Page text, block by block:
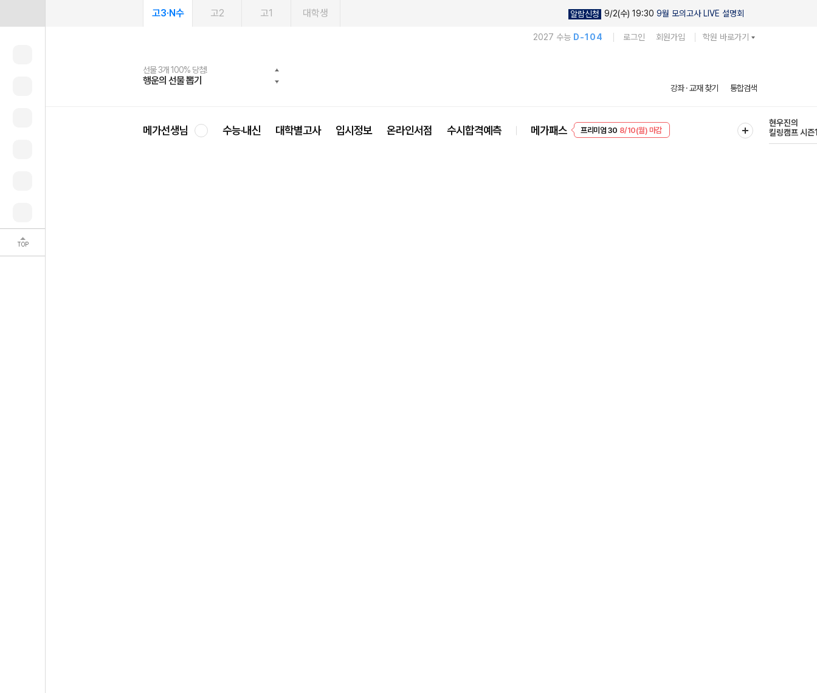
TOP
고3·N수 고2 고1 대학생 알람신청 9/2(수) 19:30 9월 모의고사 LIVE 설명회
2027 수능 D-104 로그인 회원가입 학원 바로가기
선물 3개 100% 당첨!
행운의 선물 뽑기
선물 100% 증정!
메가스터디 X 올리브
여름방학 스터디 캐시백
메가런 썸머스쿨
2027 러셀 단과
강사 공개선발
스마트러닝앱
설문 EVENT
메가패스
3일 무료 체험권
메가패스 수강생 무료혜택!
메가클럽 멤버십
사회공헌 캠페인
희망이룸 메가나눔
강좌 · 교재 찾기 통합검색
메가선생님 수능·내신 대학별고사 입시정보 온라인서점 수시합격예측 메가패스
EVENT 8/10(월) 마감
다채로운 난도
실전 모의고사